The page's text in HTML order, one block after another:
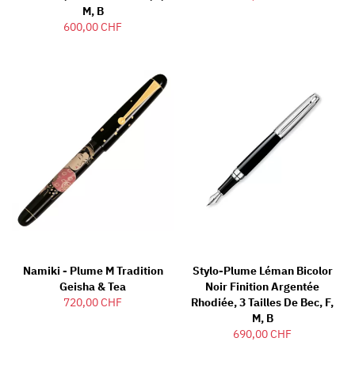
M, B
600,00 CHF
Namiki - Plume M Tradition
Geisha & Tea
720,00 CHF
Stylo-Plume Léman Bicolor
Noir Finition Argentée
Rhodiée, 3 Tailles De Bec, F,
M, B
690,00 CHF